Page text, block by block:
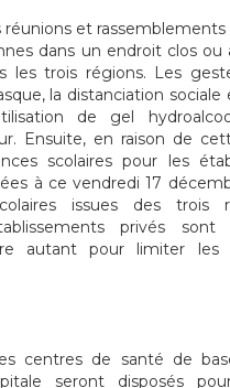
et rassemblements
dans un endroit clos ou
les trois régions. Les
la distanciation sociale
de gel
Ensuite, en raison de
scolaires pour les
à ce vendredi 17
issues des trois
privés sont
autant pour limiter les
centres de santé de
seront disposés